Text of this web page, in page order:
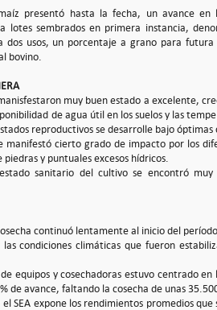
presentó hasta la fecha, un avance
a lotes sembrados en primera instancia,
dos usos, un porcentaje a grano para
bovino.
muy buen estado a excelente,
de agua útil en los suelos y las
reproductivos se desarrolle bajo óptimas
manifestó cierto grado de impacto por los
piedras y puntuales excesos hídricos.
sanitario del cultivo se encontró
continuó lentamente al inicio del
condiciones climáticas que fueron
equipos y cosechadoras estuvo centrado
de avance, faltando la cosecha de unas
SEA expone los rendimientos promedios